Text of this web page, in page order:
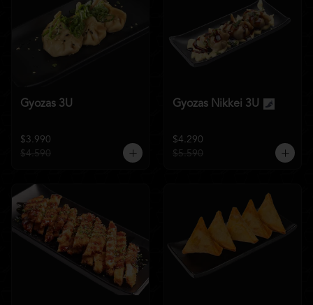
Gyozas 3U
$3.990
$4.590
Gyozas Nikkei 3U
$4.290
$5.590